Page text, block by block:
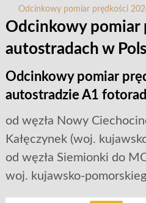
Odcinkowy pomiar prędkości
Odcinkowy pomiar
autostradach w
Odcinkowy pomiar
autostradzie A1
od węzła Nowy
Kałęczynek (woj.
od węzła Siemionki do
woj. kujawsko-